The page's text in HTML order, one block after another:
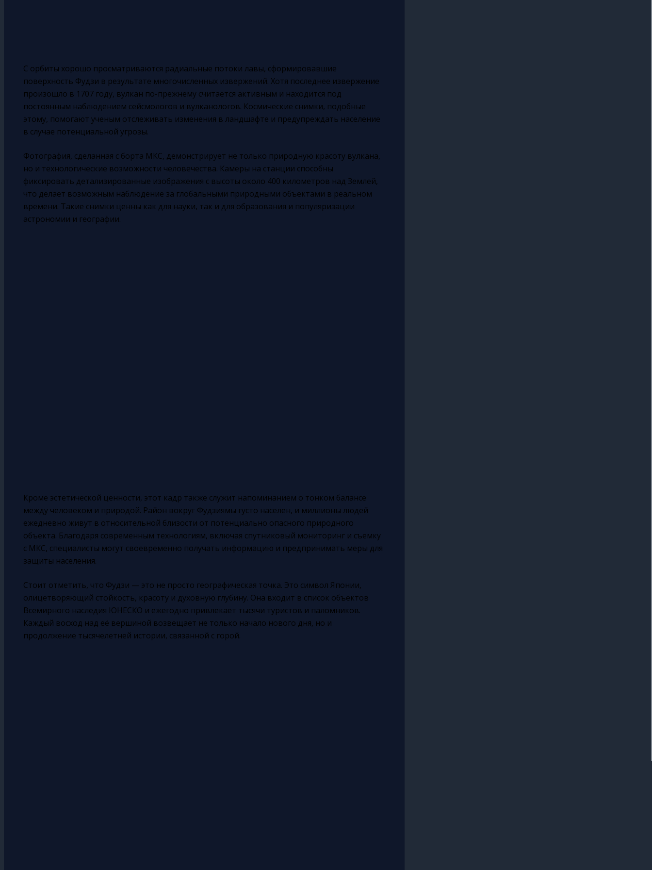
С орбиты хорошо просматриваются радиальные потоки лавы, сформировавшие
поверхность Фудзи в результате многочисленных извержений. Хотя последнее извержение
произошло в 1707 году, вулкан по-прежнему считается активным и находится под
постоянным наблюдением сейсмологов и вулканологов. Космические снимки, подобные
этому, помогают ученым отслеживать изменения в ландшафте и предупреждать население
в случае потенциальной угрозы.
Фотография, сделанная с борта МКС, демонстрирует не только природную красоту вулкана,
но и технологические возможности человечества. Камеры на станции способны
фиксировать детализированные изображения с высоты около 400 километров над Землей,
что делает возможным наблюдение за глобальными природными объектами в реальном
времени. Такие снимки ценны как для науки, так и для образования и популяризации
астрономии и географии.
Кроме эстетической ценности, этот кадр также служит напоминанием о тонком балансе
между человеком и природой. Район вокруг Фудзиямы густо населен, и миллионы людей
ежедневно живут в относительной близости от потенциально опасного природного
объекта. Благодаря современным технологиям, включая спутниковый мониторинг и съемку
с МКС, специалисты могут своевременно получать информацию и предпринимать меры для
защиты населения.
Стоит отметить, что Фудзи — это не просто географическая точка. Это символ Японии,
олицетворяющий стойкость, красоту и духовную глубину. Она входит в список объектов
Всемирного наследия ЮНЕСКО и ежегодно привлекает тысячи туристов и паломников.
Каждый восход над её вершиной возвещает не только начало нового дня, но и
продолжение тысячелетней истории, связанной с горой.